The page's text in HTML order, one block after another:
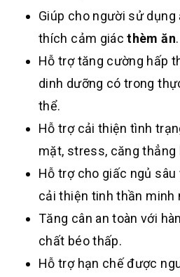
Giúp cho người sử dụng
thích cảm giácthèm ăn.
Hỗ trợ tăng cường hấp
dinh dưỡng có trong
thể.
Hỗ trợ cải thiện tình
mặt, stress, căng thẳng
Hỗ trợ cho giấc ngủ
cải thiện tinh thần minh
Tăng cân an toàn với
chất béo thấp.
Hỗ trợ hạn chế được